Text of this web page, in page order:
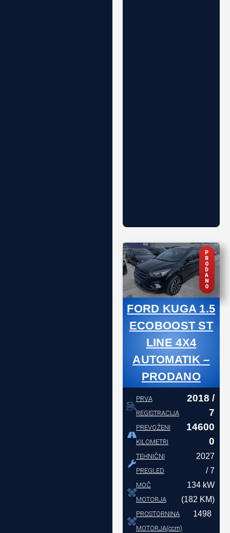
P
R
O
D
A
N
O
FORD KUGA 1.5
ECOBOOST ST
LINE 4X4
AUTOMATIK –
PRODANO
PRVA
REGISTRACIJA
2018 /
7
PREVOŽENI
KILOMETRI
14600
0
TEHNIČNI
PREGLED
2027
/ 7
MOČ
MOTORJA
134 kW
(182 KM)
PROSTORNINA
MOTORJA(ccm)
1498